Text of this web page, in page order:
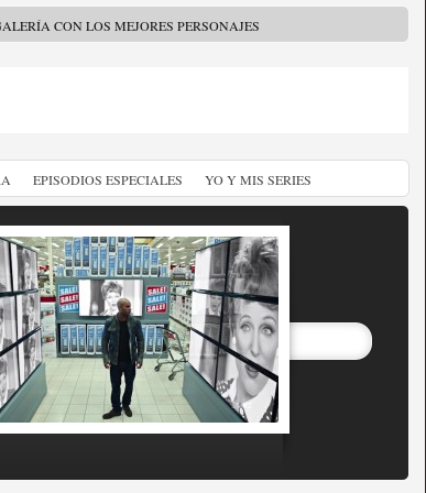
CON LOS MEJORES PERSONAJES
EPISODIOS ESPECIALES YO Y MIS SERIES